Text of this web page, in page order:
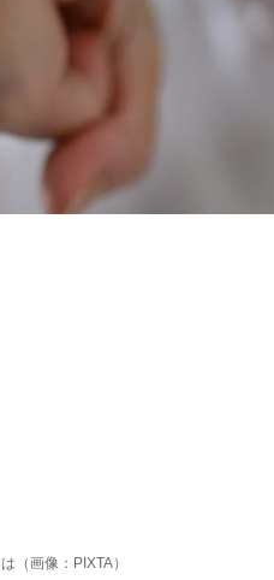
（画像：PIXTA）